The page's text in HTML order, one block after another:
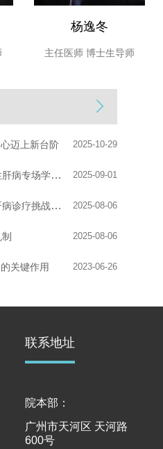
杨逸冬
主任医师 博士生导师
2025-10-29
迈上新台阶
2025-09-01
中山大学附属第三医院酒精性肝病视频发布仪式暨酒精性肝病专场学术交流
2025-08-06
中山三院专病中心｜酒精性肝病中心：应对中国酒精性肝病诊疗挑战的先锋力量
2025-08-06
2023-06-26
关键作用
联系地址
院本部：
广州市天河区 天河路
600号